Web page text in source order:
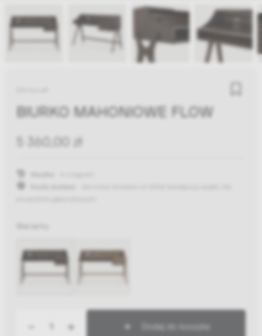
BIURKO MAHONIOWE FLOW
5 360,00 zł
Warianty
+ Dodaj do koszyka